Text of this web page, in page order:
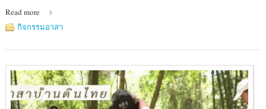
Read more
กิจกรรมอาสา